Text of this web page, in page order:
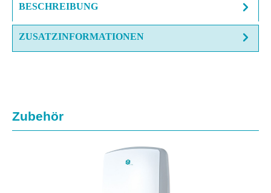
BESCHREIBUNG
ZUSATZINFORMATIONEN
Produktgalerie überspringen
Zubehör